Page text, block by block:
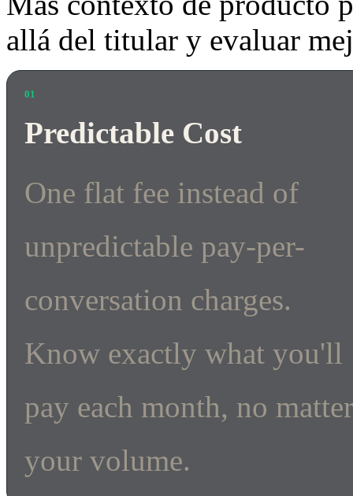
allá del titular y evaluar
01
Predictable Cost
One flat fee instead of
unpredictable pay-per-
conversation charges.
Know exactly what you'll
pay each month, no
your volume.